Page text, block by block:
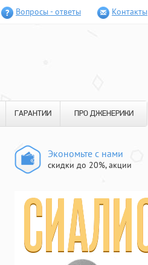
Вопросы - ответы Контакты
ГАРАНТИИ ПРО ДЖЕНЕРИКИ
Экономьте с нами
скидки до 20%, акции